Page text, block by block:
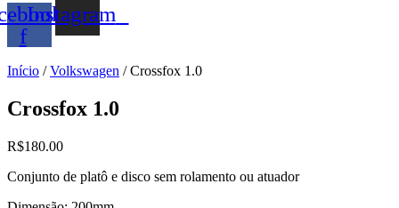
f
Instagram
Início /Volkswagen / Crossfox 1.0
Crossfox 1.0
R$180.00
Conjunto de platô e disco sem rolamento ou atuador